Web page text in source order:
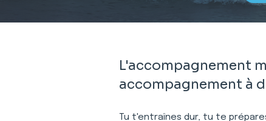
L'accompagnement
accompagnement à
Tu t'entraînes dur, tu te